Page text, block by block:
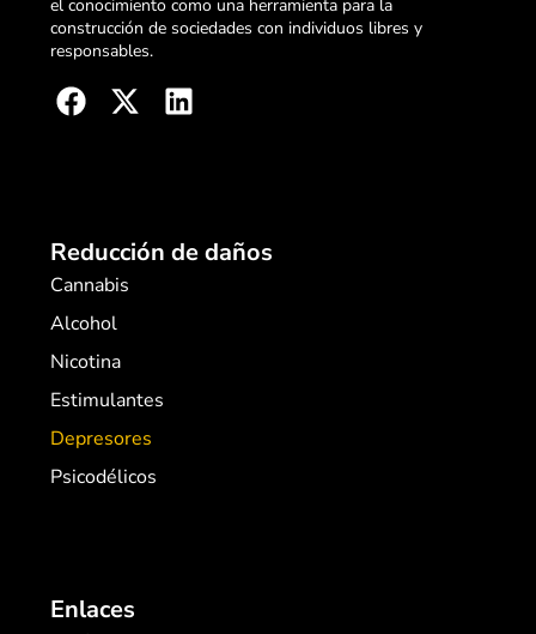
el conocimiento como una herramienta para la
construcción de sociedades con individuos libres y
responsables.
Reducción de daños
Cannabis
Alcohol
Nicotina
Estimulantes
Depresores
Psicodélicos
Enlaces